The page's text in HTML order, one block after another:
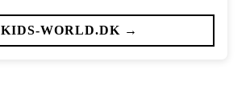
KIDS-WORLD.DK →